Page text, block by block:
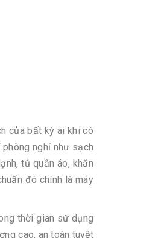
của bất kỳ ai khi có
nghỉ như sạch
tủ quần áo, khăn
đó chính là máy
thời gian sử dụng
cao, an toàn tuyệt